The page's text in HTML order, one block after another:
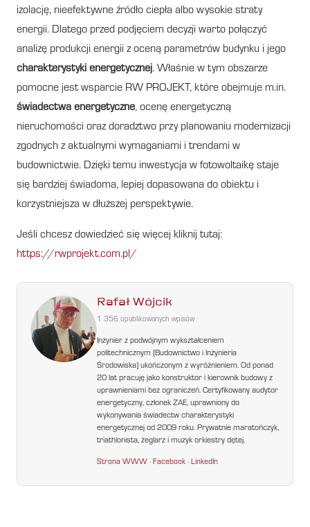
izolację, nieefektywne źródło ciepła albo wysokie straty
energii. Dlatego przed podjęciem decyzji warto połączyć
analizę produkcji energii z oceną parametrów budynku i jego
charakterystyki energetycznej. Właśnie w tym obszarze
pomocne jest wsparcie RW PROJEKT, które obejmuje m.in.
świadectwa energetyczne, ocenę energetyczną
nieruchomości oraz doradztwo przy planowaniu modernizacji
zgodnych z aktualnymi wymaganiami i trendami w
budownictwie. Dzięki temu inwestycja w fotowoltaikę staje
się bardziej świadoma, lepiej dopasowana do obiektu i
korzystniejsza w dłuższej perspektywie.
Jeśli chcesz dowiedzieć się więcej kliknij tutaj:
https://rwprojekt.com.pl/
Rafał Wójcik
1 356 opublikowanych wpisów
Inżynier z podwójnym wykształceniem
politechnicznym (Budownictwo i Inżynieria
Środowiska) ukończonym z wyróżnieniem. Od ponad
20 lat pracuję jako konstruktor i kierownik budowy z
uprawnieniami bez ograniczeń. Certyfikowany audytor
energetyczny, członek ZAE, uprawniony do
wykonywania świadectw charakterystyki
energetycznej od 2009 roku. Prywatnie maratończyk,
triathlonista, żeglarz i muzyk orkiestry dętej.
Strona WWW ·Facebook ·LinkedIn